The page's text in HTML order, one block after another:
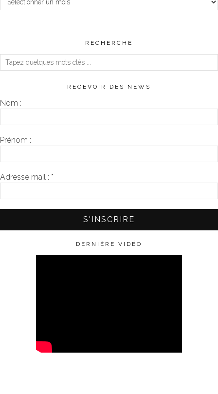
RECHERCHE
RECEVOIR DES NEWS
Nom :
Prénom :
Adresse mail : *
DERNIÈRE VIDÉO